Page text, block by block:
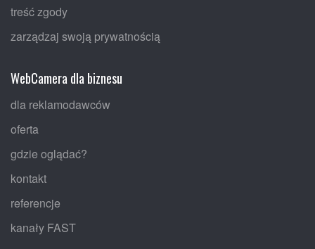
treść zgody
zarządzaj swoją prywatnością
WebCamera dla biznesu
dla reklamodawców
oferta
gdzie oglądać?
kontakt
referencje
kanały FAST